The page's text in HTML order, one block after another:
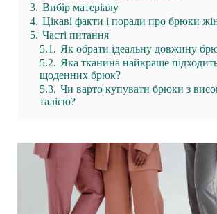
3. Вибір матеріалу
4. Цікаві факти і поради про брюки
5. Часті питання
5.1. Як обрати ідеальну довжину
5.2. Яка тканина найкраще
щоденних брюк?
5.3. Чи варто купувати брюки з
талією?